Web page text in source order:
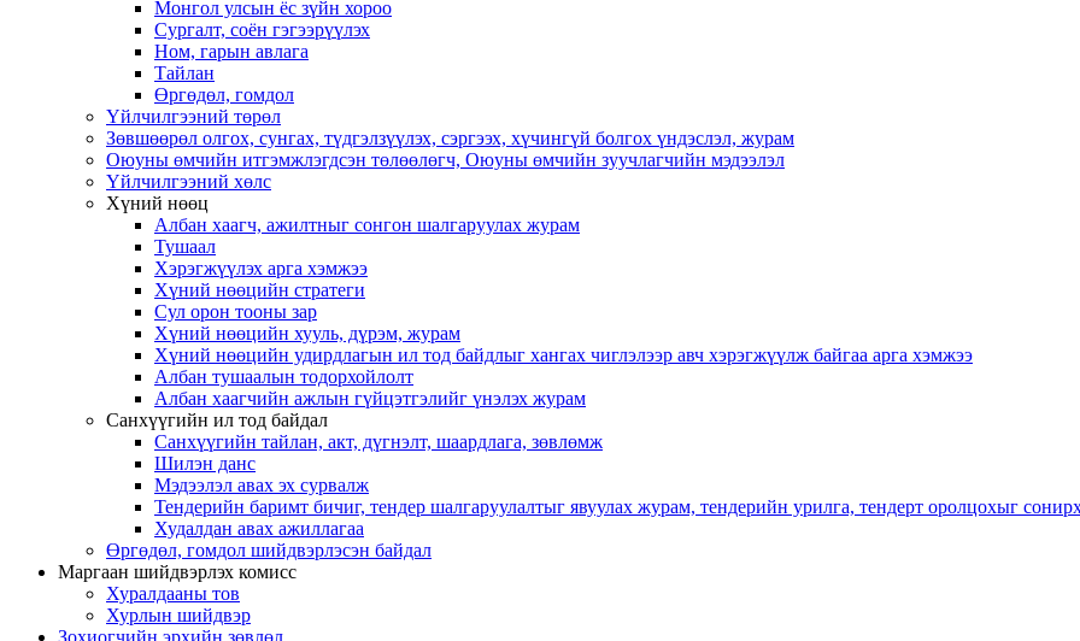
Монгол улсын ёс зүйн хороо
Cургалт, cоён гэгээрүүлэх
Ном, гарын авлага
Тайлан
Өргөдөл, гомдол
Үйлчилгээний төрөл
Зөвшөөрөл олгох, сунгах, түдгэлзүүлэх, сэргээх, хүчингүй болгох үндэслэл, журам
Оюуны өмчийн итгэмжлэгдсэн төлөөлөгч, Оюуны өмчийн зуучлагчийн мэдээлэл
Үйлчилгээний хөлс
Хүний нөөц
Албан хаагч, ажилтныг сонгон шалгаруулах журам
Тушаал
Хэрэгжүүлэх арга хэмжээ
Хүний нөөцийн стратеги
Сул орон тооны зар
Хүний нөөцийн хууль, дүрэм, журам
Хүний нөөцийн удирдлагын ил тод байдлыг хангах чиглэлээр авч хэрэгжүүлж байгаа арга хэмжээ
Албан тушаалын тодорхойлолт
Албан хаагчийн ажлын гүйцэтгэлийг үнэлэх журам
Санхүүгийн ил тод байдал
Санхүүгийн тайлан, акт, дүгнэлт, шаардлага, зөвлөмж
Шилэн данс
Мэдээлэл авах эх сурвалж
Тендерийн баримт бичиг, тендер шалгаруулалтыг явуулах журам, тендерийн урилга, тендерт оролцохыг
Худалдан авах ажиллагаа
Өргөдөл, гомдол шийдвэрлэсэн байдал
Маргаан шийдвэрлэх комисс
Хуралдааны тов
Хурлын шийдвэр
Зохиогчийн эрхийн зөвлөл